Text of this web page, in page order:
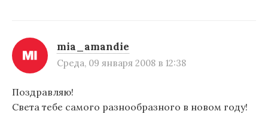
mia_amandie
Среда, 09 января 2008 в 12:38
Поздравляю!
Света тебе самого разнообразного в новом году!